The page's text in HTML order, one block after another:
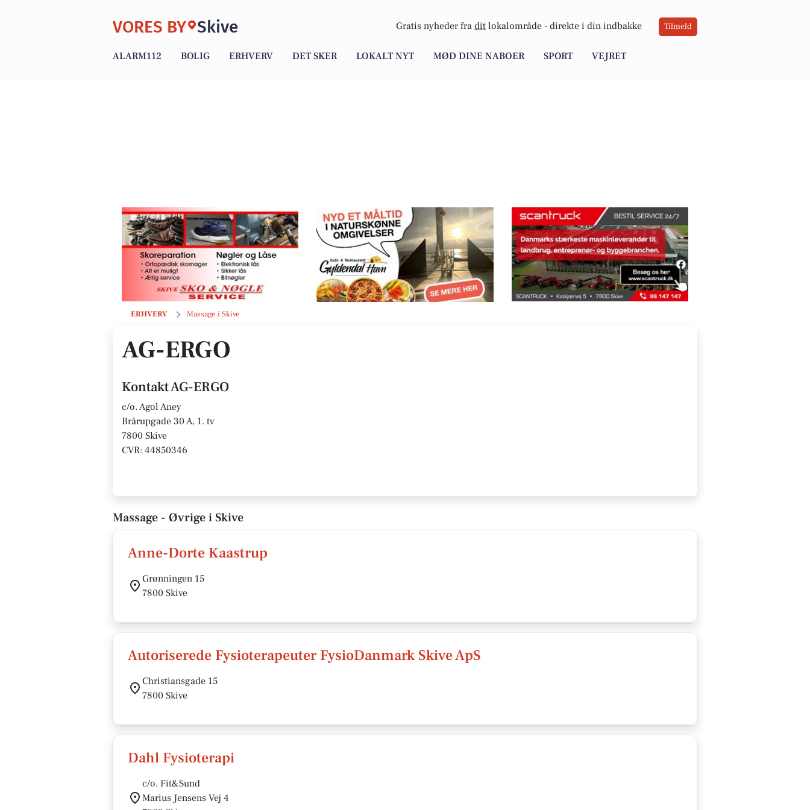
VORES BY Skive Gratis nyheder fra dit lokalområde - direkte i din indbakke Tilmeld
ALARM112 BOLIG ERHVERV DET SKER LOKALT NYT MØD DINE NABOER SPORT VEJRET
ERHVERV Massage i Skive
AG-ERGO
AG-ERGO
Kontakt AG-ERGO
c/o. Agol Aney
Brårupgade 30 A, 1. tv
7800 Skive
CVR: 44850346
Massage - Øvrige i Skive
Anne-Dorte Kaastrup
Grønningen 15
7800 Skive
Autoriserede Fysioterapeuter FysioDanmark Skive ApS
Christiansgade 15
7800 Skive
Dahl Fysioterapi
c/o. Fit&Sund
Marius Jensens Vej 4